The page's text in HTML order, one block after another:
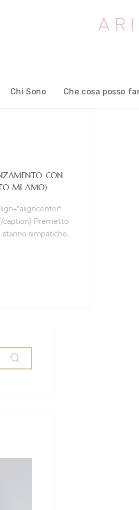
Chi Sono Che cosa posso
CON
MI AMO)
caption] Premetto
simpatiche.